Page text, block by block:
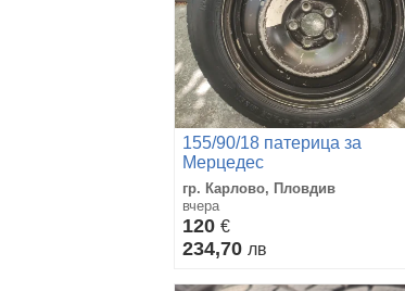
155/90/18 патерица за
Мерцедес
гр. Карлово, Пловдив
вчера
120 €
234,70 лв